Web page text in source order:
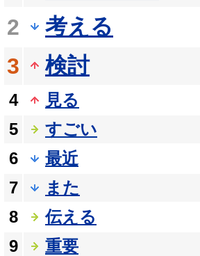
2
考える
3
検討
4
見る
5
すごい
6
最近
7
また
8
伝える
9
重要